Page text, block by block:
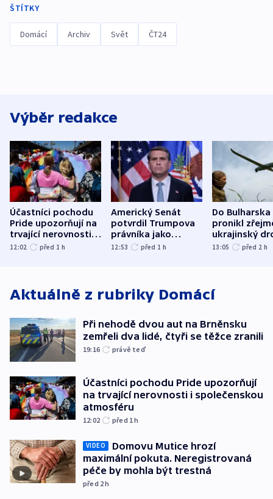
ŠTÍTKY
Domácí Archiv Svět ČT24
Výběr redakce
Účastníci pochodu
Pride upozorňují na
trvající nerovnosti i
společenskou
12:02 před 1 h
Americký Senát
potvrdil Trumpova
právníka jako
ministra
12:53 před 1 h
Do Bulharska
pronikl
ukrajinský
explodoval
13:05 před 2 h
Aktuálně z rubriky Domácí
Při nehodě dvou aut na Brněnsku
zemřeli dva lidé, čtyři se těžce zranili
19:16 právě teď
Účastníci pochodu Pride upozorňují
na trvající nerovnosti i společenskou
atmosféru
12:02 před 1h
VIDEO
Domovu Mutice hrozí
maximální pokuta. Neregistrovaná
péče by mohla být trestná
před 2h